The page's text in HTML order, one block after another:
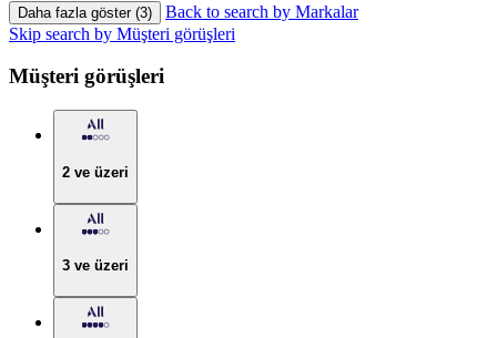
Daha fazla göster (3)
Back to search by Markalar
Skip search by Müşteri görüşleri
Müşteri görüşleri
2 ve üzeri
3 ve üzeri